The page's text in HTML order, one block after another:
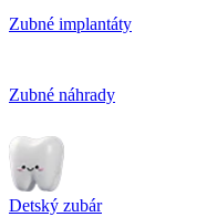
Zubné implantáty
Zubné náhrady
Detský zubár